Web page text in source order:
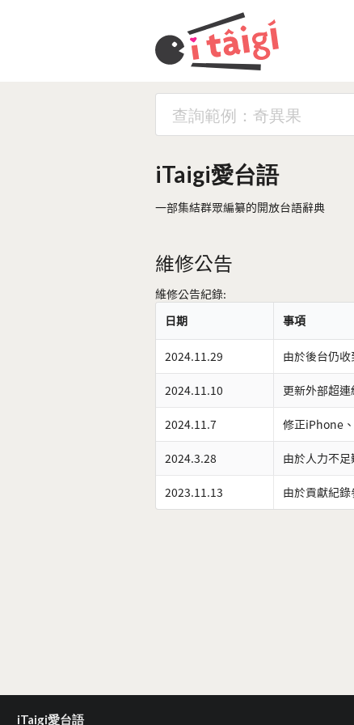
iTaigi愛台語
一部集結群眾編纂的開放台語辭典
維修公告
維修公告紀錄:
日期
事項
2024.11.29 由於後台仍
2024.11.10 更新外部超連
2024.11.7 修正iPhone
2024.3.28 由於人力不
2023.11.13 由於貢獻紀
iTaigi愛台語